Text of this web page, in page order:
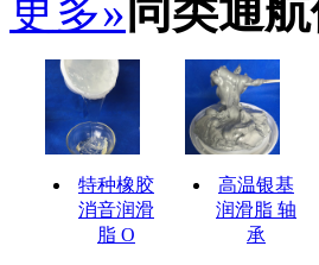
更多» 同类通
特种橡胶
消音润滑
脂 O
高温银基
润滑脂 轴
承